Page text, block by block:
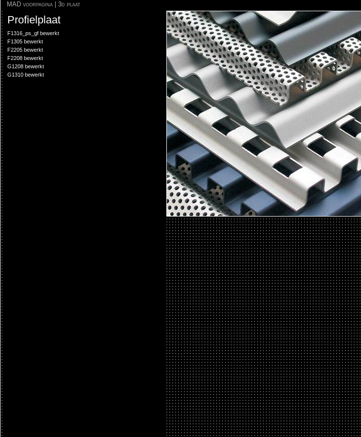
MAD voorpagina 3d plaat
Profielplaat
F1316_ps_gf bewerkt
F1305 bewerkt
F2205 bewerkt
F2208 bewerkt
G1208 bewerkt
G1310 bewerkt